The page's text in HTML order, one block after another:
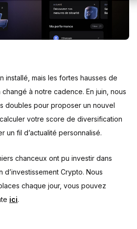
installé, mais les fortes hausses de
changé à notre cadence. En juin, nous
doubles pour proposer un nouvel
votre score de diversification
un fil d’actualité personnalisé.
chanceux ont pu investir dans
d’investissement Crypto. Nous
chaque jour, vous pouvez
ici.